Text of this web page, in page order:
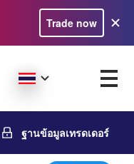
Trade now
ฐานข้อมูลเทรดเดอร์